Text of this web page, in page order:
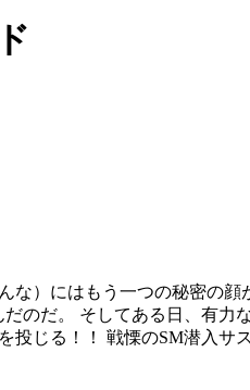
な）にはもう一つの秘密
のだ。 そしてある日、有
じる！！ 戦慄のSM潜入サ